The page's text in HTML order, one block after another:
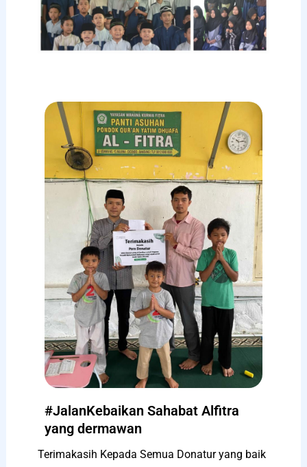
#JalanKebaikan Sahabat Alfitra
yang dermawan
Terimakasih Kepada Semua Donatur yang baik